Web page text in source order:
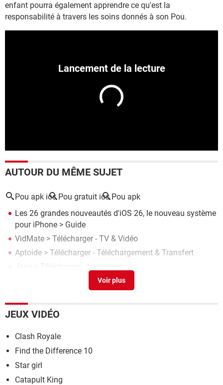
enfant pourra également apprendre ce qu'est la
responsabilité à travers les soins donnés à son Pou.
AUTOUR DU MÊME SUJET
Pou apk ios Pou gratuit ios Pou apk
Les 26 grandes nouveautés d'iOS 26, le nouveau système
pour iPhone > Guide
VidMate > Télécharger - TV & Vidéo
Aptoide > Télécharger - Téléchargement & Transfert
> Télécharger - Langages
> Télécharger - Outils Internet
JEUX VIDÉO
Clash Royale
Find the Difference 10
Star girl
Catapult King